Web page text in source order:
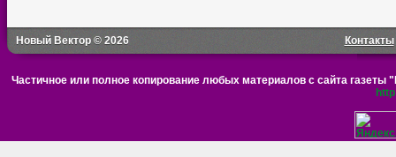
Новый Вектор © 2026 Контакты
Частичное или полное копирование любых материалов с сайта газеты